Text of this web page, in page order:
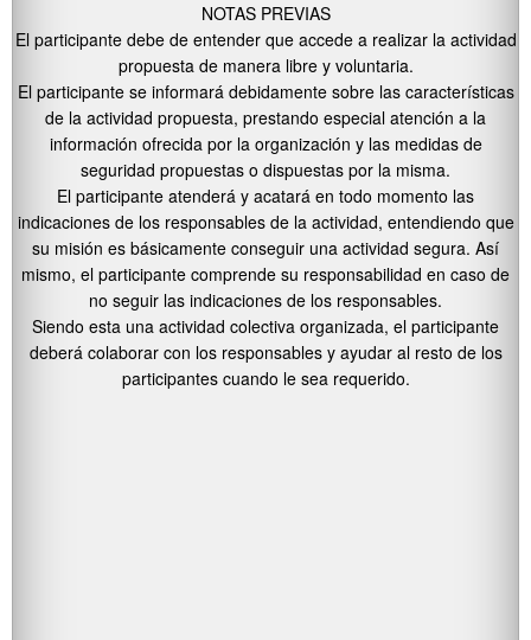
NOTAS PREVIAS
El participante debe de entender que accede a realizar la actividad
propuesta de manera libre y voluntaria.
El participante se informará debidamente sobre las características
de la actividad propuesta, prestando especial atención a la
información ofrecida por la organización y las medidas de
seguridad propuestas o dispuestas por la misma.
El participante atenderá y acatará en todo momento las
indicaciones de los responsables de la actividad, entendiendo que
su misión es básicamente conseguir una actividad segura. Así
mismo, el participante comprende su responsabilidad en caso de
no seguir las indicaciones de los responsables.
Siendo esta una actividad colectiva organizada, el participante
deberá colaborar con los responsables y ayudar al resto de los
participantes cuando le sea requerido.